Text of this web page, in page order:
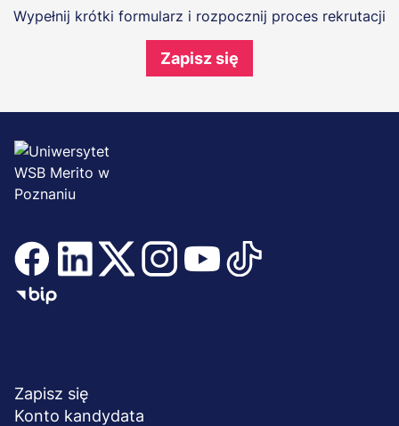
Wypełnij krótki formularz i rozpocznij proces rekrutacji
Zapisz się
stopka
Zapisz się
Konto kandydata